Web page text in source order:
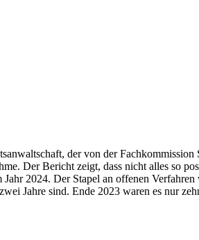
der von der
Der Bericht zeigt, dass nicht alles so
2024. Der Stapel an offenen
Jahre sind. Ende 2023 waren es nur